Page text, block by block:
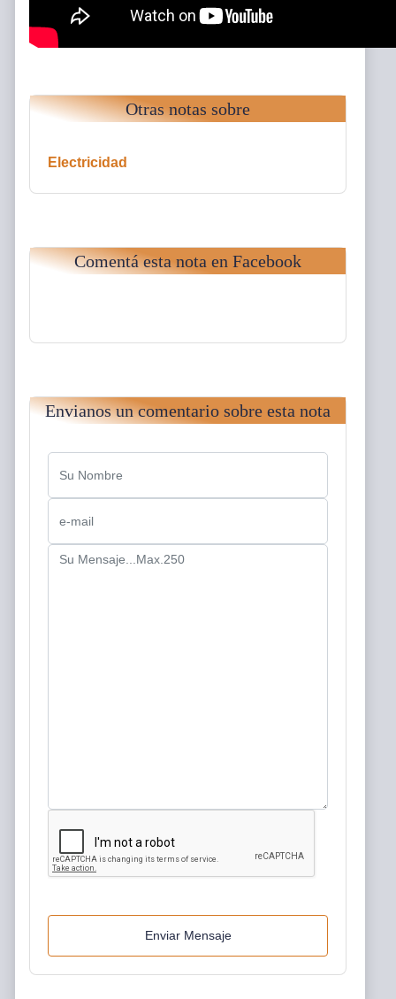
Otras notas sobre
Electricidad
Comentá esta nota en Facebook
Envianos un comentario sobre esta nota
Enviar Mensaje